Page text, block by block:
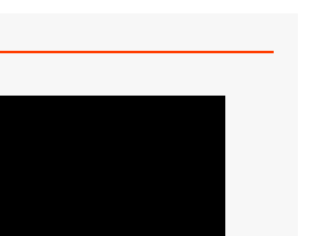
er